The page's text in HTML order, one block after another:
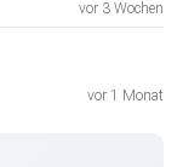
vor 3 Wochen
vor 1 Monat